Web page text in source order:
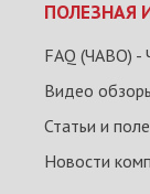
ПОЛЕЗНАЯ
FAQ (ЧАВО) -
Видео
Статьи и
Новости